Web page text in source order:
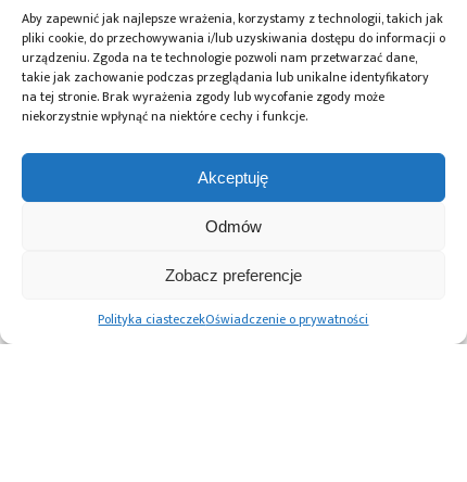
Aby zapewnić jak najlepsze wrażenia, korzystamy z technologii, takich jak
pliki cookie, do przechowywania i/lub uzyskiwania dostępu do informacji o
urządzeniu. Zgoda na te technologie pozwoli nam przetwarzać dane,
takie jak zachowanie podczas przeglądania lub unikalne identyfikatory
na tej stronie. Brak wyrażenia zgody lub wycofanie zgody może
niekorzystnie wpłynąć na niektóre cechy i funkcje.
Akceptuję
Odmów
Zobacz preferencje
Polityka ciasteczekOświadczenie o prywatności
Tagi:branża oświetleniowa,EBITDA,inwestycje
publiczne,LUG Light Factory,LUG S.A.,marża brutto,
NewConnect,oświetlenie LED,polskie spółki
giełdowe,presja cenowa,programy rządowe,
przemysł oświetleniowy,przychody kwartalne
Rozświetlamy Polskę,Ryszard Wtorkowski
finansowe,Zielona Góra